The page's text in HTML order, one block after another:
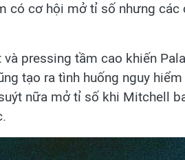
có cơ hội mở tỉ số nhưng các
pressing tầm cao khiến
tạo ra tình huống nguy
nữa mở tỉ số khi Mitchell